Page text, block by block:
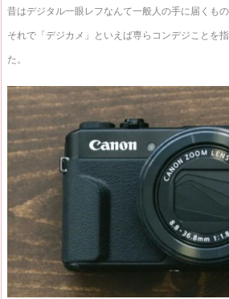
昔はデジタル一眼レフなんて一般人の手に届くもの
それで「デジカメ」といえば専らコンデジことを
た。